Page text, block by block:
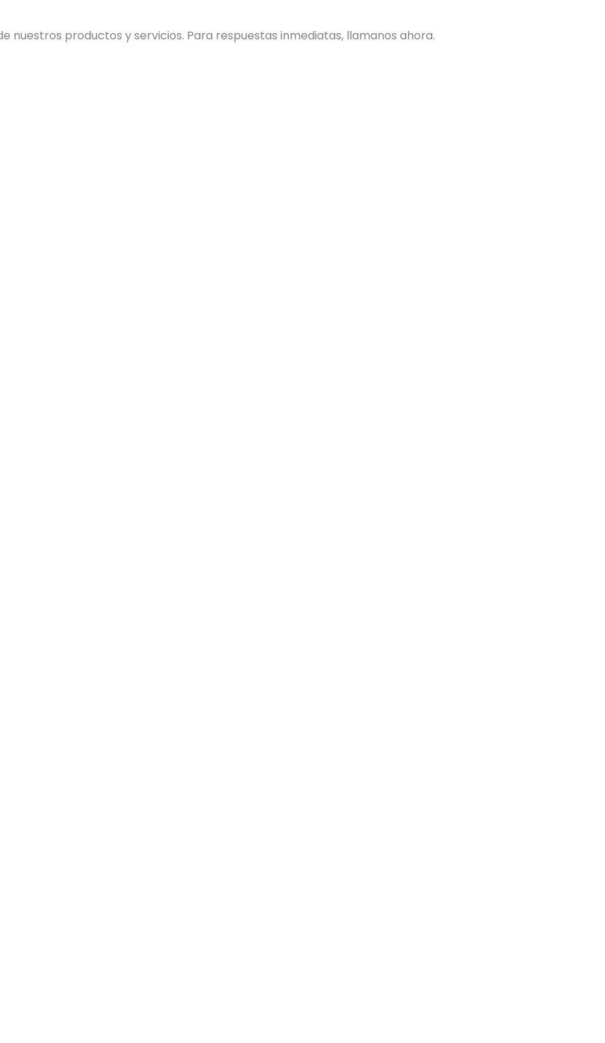
productos y servicios. Para respuestas inmediatas, llamanos ahora.